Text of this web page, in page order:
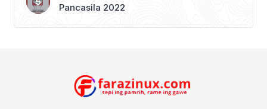
Pancasila 2022